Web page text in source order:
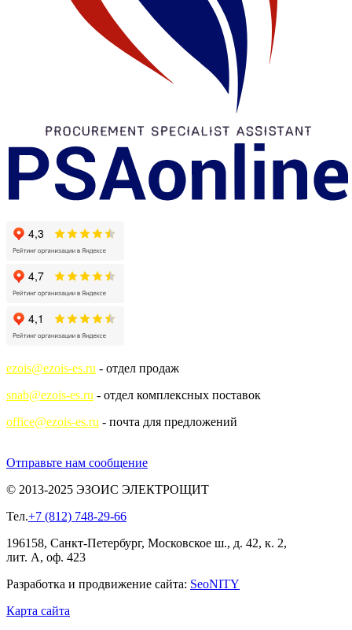
ezois@ezois-es.ru - отдел продаж
snab@ezois-es.ru - отдел комплексных поставок
office@ezois-es.ru - почта для предложений
Отправьте нам сообщение
© 2013-2025 ЭЗОИС ЭЛЕКТРОЩИТ
Тел.+7 (812) 748-29-66
196158, Санкт-Петербург, Московское ш., д. 42, к. 2,
лит. А, оф. 423
Разработка и продвижение сайта: SeoNITY
Карта сайта